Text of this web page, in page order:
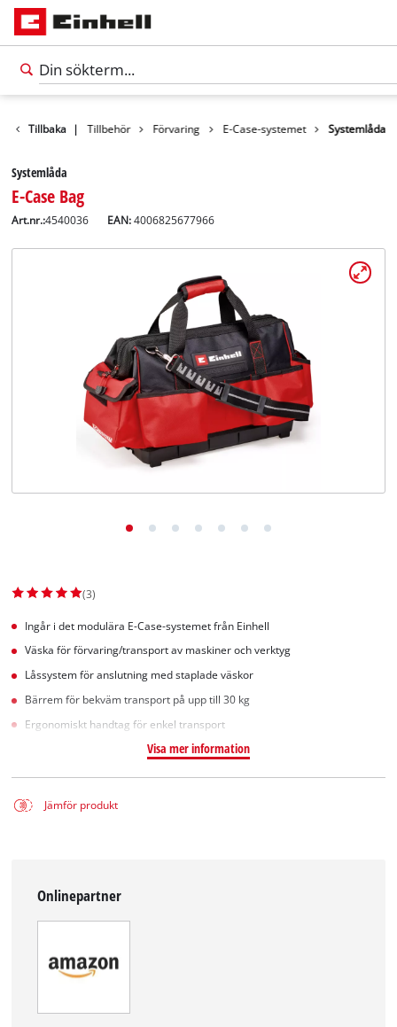
Svenska
Tillbaka | Tillbehör Förvaring E-Case-systemet Systemlåda
Systemlåda
E-Case Bag
Art.nr.:4540036 EAN:4006825677966
(3)
Ingår i det modulära E-Case-systemet från Einhell
Väska för förvaring/transport av maskiner och verktyg
Låssystem för anslutning med staplade väskor
Bärrem för bekväm transport på upp till 30 kg
Ergonomiskt handtag för enkel transport
Visa mer information
Jämför produkt
Onlinepartner